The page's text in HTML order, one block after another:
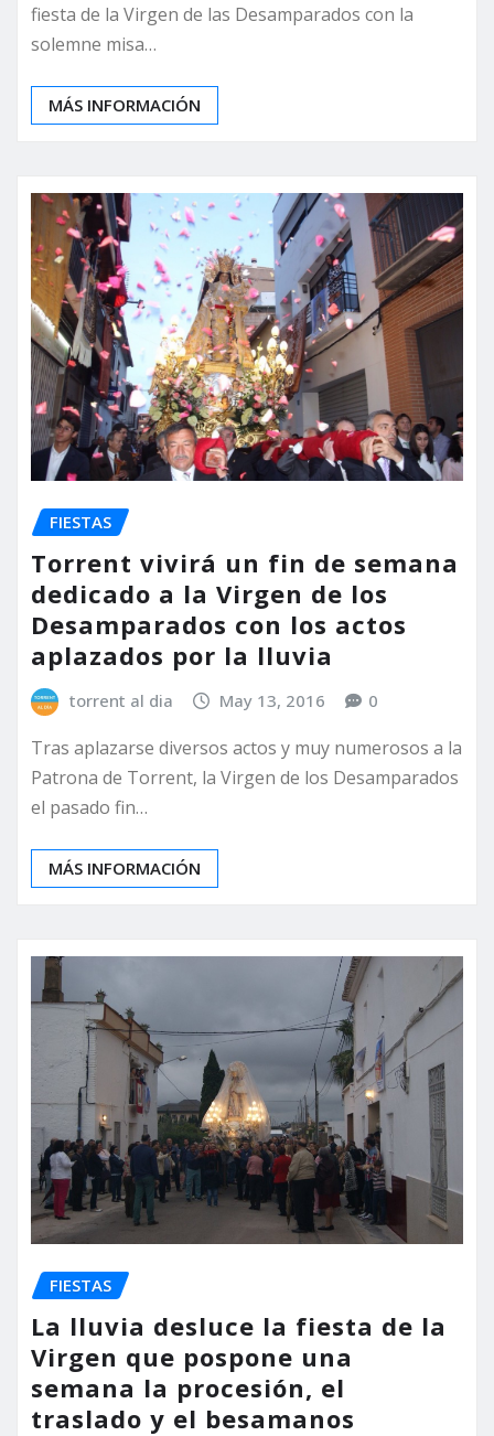
fiesta de la Virgen de las Desamparados con la
solemne misa…
MÁS INFORMACIÓN
FIESTAS
Torrent vivirá un fin de semana
dedicado a la Virgen de los
Desamparados con los actos
aplazados por la lluvia
torrent al dia May 13, 2016 0
Tras aplazarse diversos actos y muy numerosos a la
Patrona de Torrent, la Virgen de los Desamparados
el pasado fin…
MÁS INFORMACIÓN
FIESTAS
La lluvia desluce la fiesta de la
Virgen que pospone una
semana la procesión, el
traslado y el besamanos